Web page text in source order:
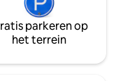
parkeren op
het terrein